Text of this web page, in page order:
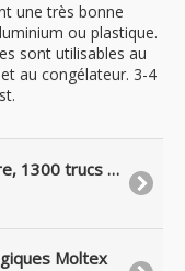
une très bonne
ou plastique.
sont utilisables au
au congélateur. 3-4
Savons Noirs à tout faire, 1300 trucs et astuces naturels et écologiques, de Inès Peyret
Moltex